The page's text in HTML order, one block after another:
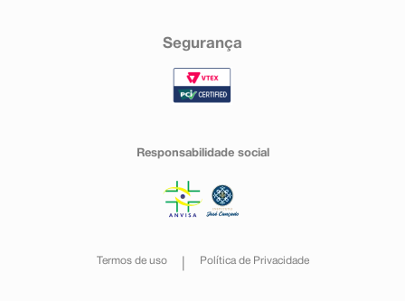
Segurança
Responsabilidade social
Termos de uso Política de Privacidade